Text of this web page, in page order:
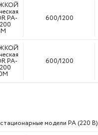
PA- 600/1200
PA- 600/1200
стационарные модели РА (220 В)